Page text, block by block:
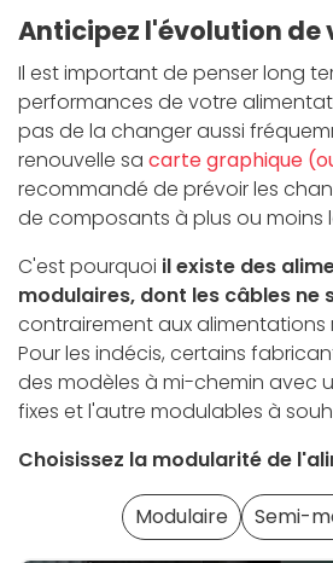
Anticipez l'évolution de
Il est important de penser long
performances de votre
pas de la changer aussi
renouvelle sa carte graphique
recommandé de prévoir les
de composants à plus ou moins
C'est pourquoi il existe des
modulaires, dont les câbles ne
contrairement aux alimentations
Pour les indécis, certains
des modèles à mi-chemin avec
fixes et l'autre modulables à
Choisissez la modularité de
Modulaire Semi-